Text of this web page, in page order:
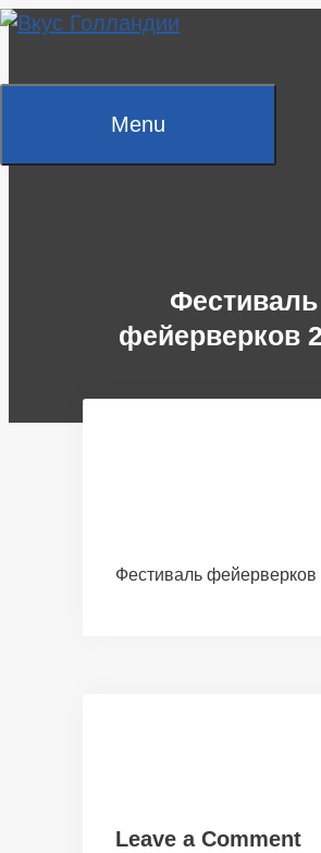
Skip
Menu
Фестиваль
фейерверков
Фестиваль фейерверков
Leave a Comment